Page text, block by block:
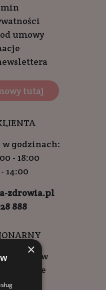
umowy
tutaj
w godzinach:
- 18:00
14:00
zdrowia.pl
888
6, Kraków
Square
×